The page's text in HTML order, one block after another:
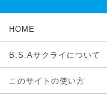
HOME
B.S.Aサクライについて
このサイトの使い方